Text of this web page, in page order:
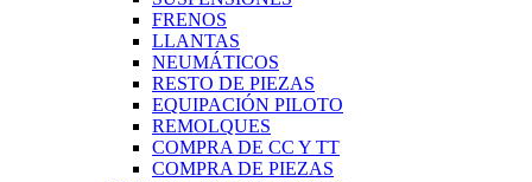
FRENOS
LLANTAS
NEUMÁTICOS
RESTO DE PIEZAS
EQUIPACIÓN PILOTO
REMOLQUES
COMPRA DE CC Y TT
COMPRA DE PIEZAS